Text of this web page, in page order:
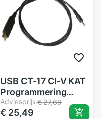
USB CT-17 CI-V KAT
Programmering
Cord Kabel Voor
Icom IC-7300 IC-
Adviesprijs:€ 27,69
€ 25,49